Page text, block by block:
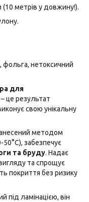
метрів у довжину!).
фольга, нетоксичний
для
це результат
свою унікальну
методом
50°C), забезпечує
та бруду. Надає
та спрощує
покриття без ризику
під ламінацією, він